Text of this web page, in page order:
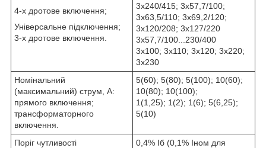
4-х дротове включення;
Універсальне підключення;
3-х дротове включення.
3x240/415; 3x57,7/100;
3x63,5/110; 3x69,2/120;
3x120/208; 3x127/220
3x57,7/100...230/400
3х100; 3х110; 3x120; 3х220;
3х230
Номінальний
(максимальний) струм, А:
прямого включення;
трансформаторного
включення.
5(60); 5(80); 5(100); 10(60);
10(80); 10(100);
1(1,25); 1(2); 1(6); 5(6,25);
5(10)
Поріг чутливості
0,4% Іб (0,1% Іном для